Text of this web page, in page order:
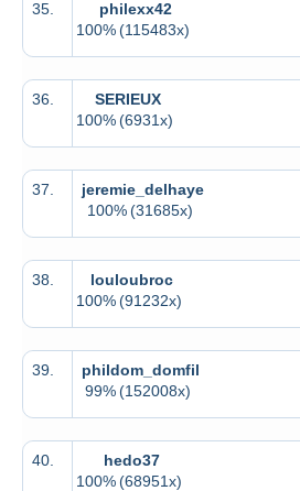
35.
philexx42
100%(115483x)
36.
SERIEUX
100%(6931x)
37.
jeremie_delhaye
100%(31685x)
38.
louloubroc
100%(91232x)
39.
phildom_domfil
99%(152008x)
40.
hedo37
100%(68951x)